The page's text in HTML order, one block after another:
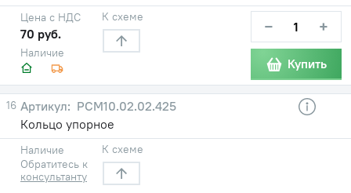
Наличие
Цена с НДС
70 руб.
К схеме − +
Купить
16
РСМ10.02.02.425
Кольцо упорное
Наличие
Обратитесь к
консультанту
К схеме